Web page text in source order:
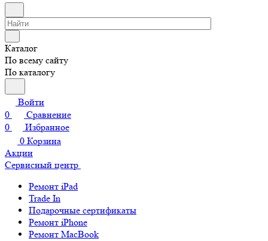
Каталог
По всему сайту
По каталогу
Войти
0
Сравнение
0
Избранное
0 Корзина
Акции
Сервисный центр
Ремонт iPad
Trade In
Подарочные сертификаты
Ремонт iPhone
Ремонт MacBook